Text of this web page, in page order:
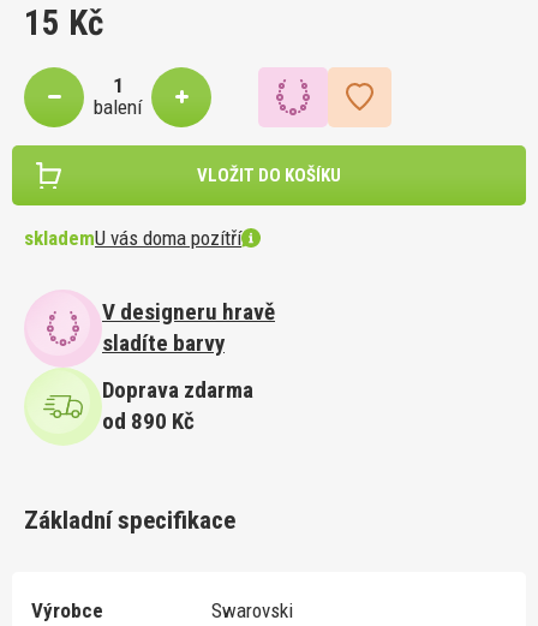
15 Kč
balení
VLOŽIT DO KOŠÍKU
sklademU vás doma pozítří
V designeru hravě
sladíte barvy
Doprava zdarma
od 890 Kč
Základní specifikace
Výrobce Swarovski